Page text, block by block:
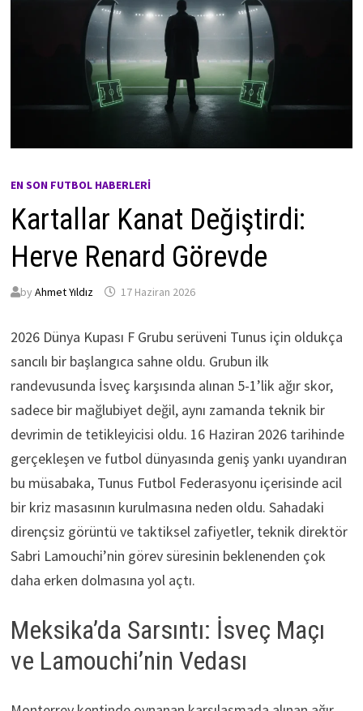
EN SON FUTBOL HABERLERI
Kartallar Kanat Değiştirdi:
Herve Renard Görevde
by Ahmet Yıldız 17 Haziran 2026
2026 Dünya Kupası F Grubu serüveni Tunus için oldukça
sancılı bir başlangıca sahne oldu. Grubun ilk
randevusunda İsveç karşısında alınan 5-1’lik ağır skor,
sadece bir mağlubiyet değil, aynı zamanda teknik bir
devrimin de tetikleyicisi oldu. 16 Haziran 2026 tarihinde
gerçekleşen ve futbol dünyasında geniş yankı uyandıran
bu müsabaka, Tunus Futbol Federasyonu içerisinde acil
bir kriz masasının kurulmasına neden oldu. Sahadaki
dirençsiz görüntü ve taktiksel zafiyetler, teknik direktör
Sabri Lamouchi’nin görev süresinin beklenenden çok
daha erken dolmasına yol açtı.
Meksika’da Sarsıntı: İsveç Maçı
ve Lamouchi’nin Vedası